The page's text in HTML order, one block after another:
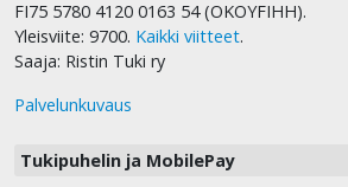
FI75 5780 4120 0163 54 (OKOYFIHH).
Yleisviite: 9700. Kaikki viitteet.
Saaja: Ristin Tuki ry
Palvelunkuvaus
Tukipuhelin ja MobilePay